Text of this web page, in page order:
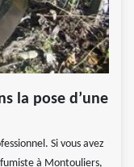
la pose d’une
Si vous avez
à Montouliers,